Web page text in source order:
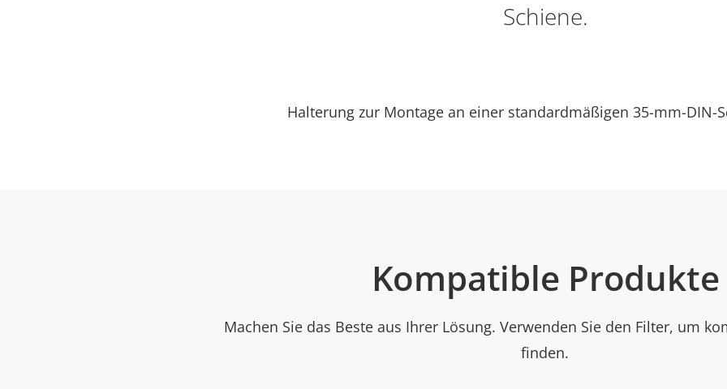
Schiene.
Halterung zur Montage an einer standardmäßigen 35-mm-DIN-
Kompatible Produkte
Machen Sie das Beste aus Ihrer Lösung. Verwenden Sie den Filter, um
finden.